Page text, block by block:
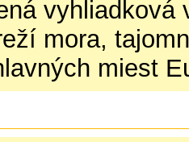
mora,
miest